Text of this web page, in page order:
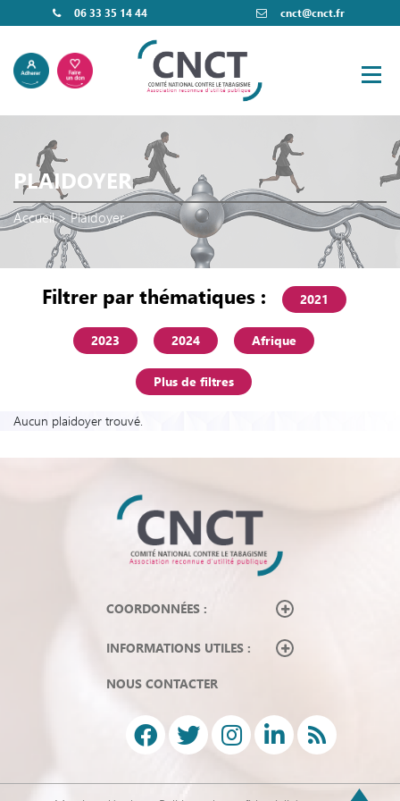
06 33 35 14 44 cnct@cnct.fr
PLAIDOYER
Accueil>Plaidoyer
Filtrer par thématiques : 2021
2023 2024 Afrique
Plus de filtres
Aucun plaidoyer trouvé.
COORDONNÉES :
INFORMATIONS UTILES :
NOUS CONTACTER